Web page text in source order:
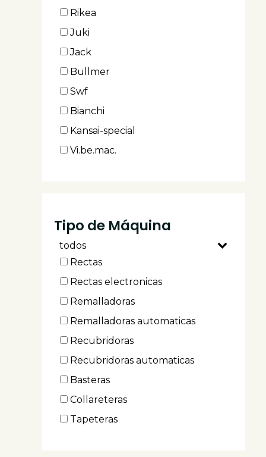
Rikea
Juki
Jack
Bullmer
Swf
Bianchi
Kansai-special
Vi.be.mac.
Eastman
Fortever
Ho-hsing
H&h
Racing
Supreme
Keki
Strong.h.
Aitu
Tipo de Máquina
todos
Rectas
Rectas electronicas
Remalladoras
Remalladoras automaticas
Recubridoras
Recubridoras automaticas
Basteras
Collareteras
Tapeteras